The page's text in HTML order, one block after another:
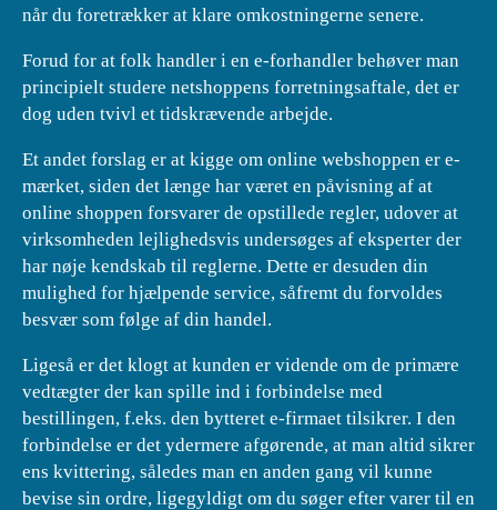
når du foretrækker at klare omkostningerne senere.
Forud for at folk handler i en e-forhandler behøver man
principielt studere netshoppens forretningsaftale, det er
dog uden tvivl et tidskrævende arbejde.
Et andet forslag er at kigge om online webshoppen er e-
mærket, siden det længe har været en påvisning af at
online shoppen forsvarer de opstillede regler, udover at
virksomheden lejlighedsvis undersøges af eksperter der
har nøje kendskab til reglerne. Dette er desuden din
mulighed for hjælpende service, såfremt du forvoldes
besvær som følge af din handel.
Ligeså er det klogt at kunden er vidende om de primære
vedtægter der kan spille ind i forbindelse med
bestillingen, f.eks. den bytteret e-firmaet tilsikrer. I den
forbindelse er det ydermere afgørende, at man altid sikrer
ens kvittering, således man en anden gang vil kunne
bevise sin ordre, ligegyldigt om du søger efter varer til en